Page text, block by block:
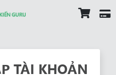
TÀI KHOẢN